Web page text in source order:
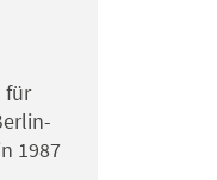
für
1987